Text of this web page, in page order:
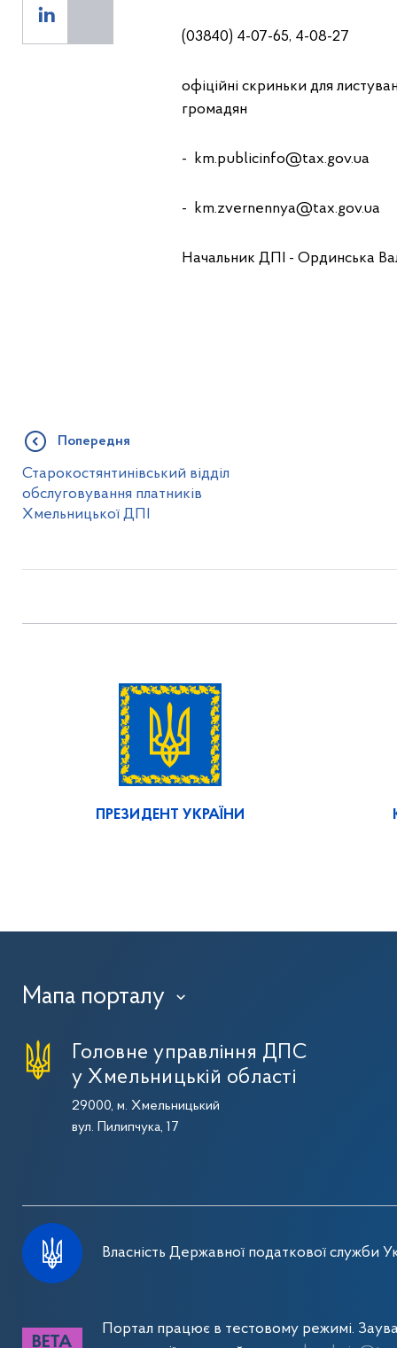
(03840) 4-07-65, 4-08-27
офіційні скриньки для
громадян
- km.publicinfo@tax.gov.ua
- km.zvernennya@tax.gov.ua
Начальник ДПІ - Ординська
Попередня
Старокостянтинівський відділ
обслуговування платників
Хмельницької ДПІ
ПРЕЗИДЕНТ УКРАЇНИ
Мапа порталу ›
Головне управління ДПС
у Хмельницькій області
29000, м. Хмельницький
вул. Пилипчука, 17
Власність Державної податкової служби
Портал працює в тестовому режимі.